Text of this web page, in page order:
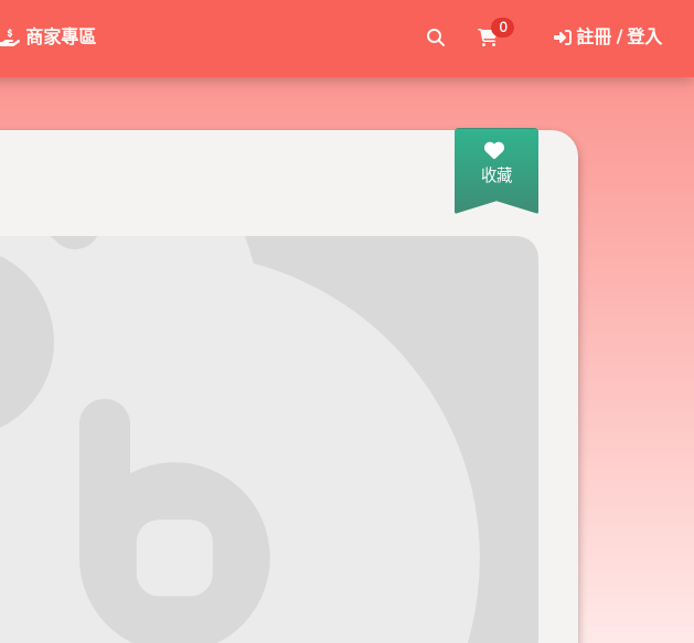
商家專區 0 註冊 / 登入
收藏